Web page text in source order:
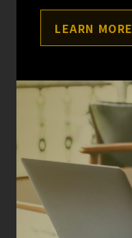
LEARN MORE